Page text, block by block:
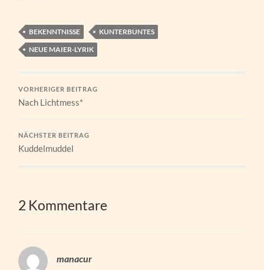
BEKENNTNISSE
KUNTERBUNTES
NEUE MAIER-LYRIK
VORHERIGER BEITRAG
Nach Lichtmess*
NÄCHSTER BEITRAG
Kuddelmuddel
2 Kommentare
manacur